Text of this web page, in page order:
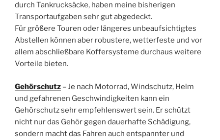
durch Tankrucksäcke, haben meine bisherigen
Transportaufgaben sehr gut abgedeckt.
Für größere Touren oder längeres unbeaufsichtigtes
Abstellen können aber robustere, wetterfeste und vor
allem abschließbare Koffersysteme durchaus weitere
Vorteile bieten.
Gehörschutz – Je nach Motorrad, Windschutz, Helm
und gefahrenen Geschwindigkeiten kann ein
Gehörschutz sehr empfehlenswert sein. Er schützt
nicht nur das Gehör gegen dauerhafte Schädigung,
sondern macht das Fahren auch entspannter und